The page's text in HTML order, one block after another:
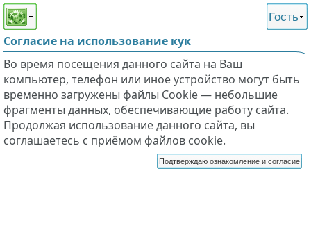
Этот сайт поддерживает
слабовидящих
Гость
Согласие на использование кук
Во время посещения данного сайта на Ваш
компьютер, телефон или иное устройство могут быть
временно загружены файлы Cookie — небольшие
фрагменты данных, обеспечивающие работу сайта.
Продолжая использование данного сайта, вы
соглашаетесь с приёмом файлов cookie.
Подтверждаю ознакомление и согласие